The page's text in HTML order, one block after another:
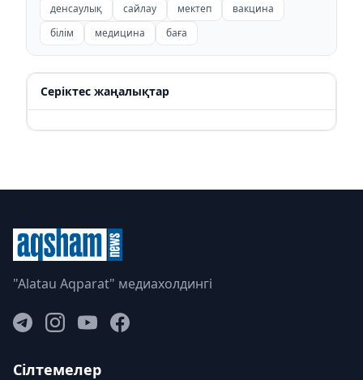
денсаулық
сайлау мектеп
вакцина
білім
медицина баға
Серіктес жаңалықтар
"Alatau Aqparat" медиахолдингі
Сілтемелер